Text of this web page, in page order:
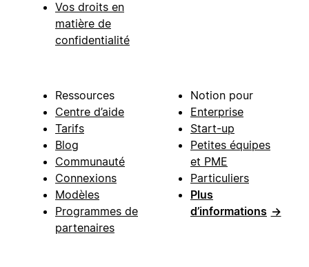
Vos droits en
matière de
confidentialité
Ressources
Centre d’aide
Tarifs
Blog
Communauté
Connexions
Modèles
Programmes de
partenaires
Notion pour
Enterprise
Start-up
Petites équipes
et PME
Particuliers
Plus
d’informations →